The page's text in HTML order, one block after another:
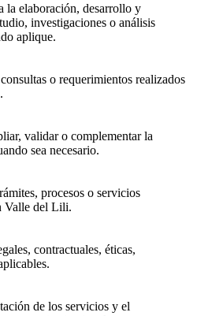
la elaboración, desarrollo y
investigaciones o análisis
aplique.
o requerimientos realizados
validar o complementar la
sea necesario.
procesos o servicios
Valle del Lili.
contractuales, éticas,
de los servicios y el